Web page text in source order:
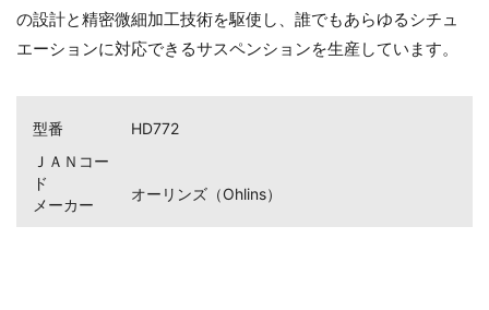
の設計と精密微細加工技術を駆使し、誰でもあらゆるシチュ
エーションに対応できるサスペンションを生産しています。
型番
HD772
ＪＡＮコー
ド
メーカー
オーリンズ（Ohlins）